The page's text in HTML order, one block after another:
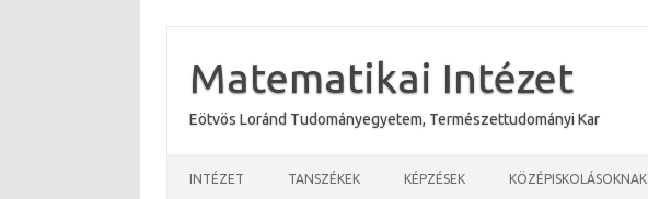
content
Matematikai Intézet
Eötvös Loránd Tudományegyetem, Természettudományi Kar
INTÉZET TANSZÉKEK KÉPZÉSEK KÖZÉPISKOLÁSOKNAK